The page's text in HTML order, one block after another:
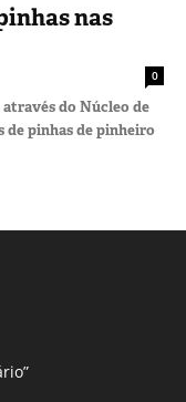
nas
0
através do Núcleo de
de pinhas de pinheiro